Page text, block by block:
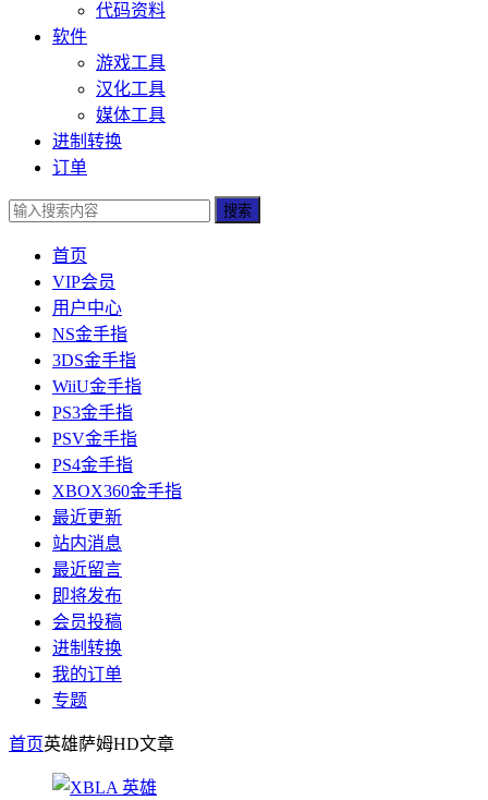
代码资料
软件
游戏工具
汉化工具
媒体工具
进制转换
订单
搜索
首页
VIP会员
用户中心
NS金手指
3DS金手指
WiiU金手指
PS3金手指
PSV金手指
PS4金手指
XBOX360金手指
最近更新
站内消息
最近留言
即将发布
会员投稿
进制转换
我的订单
专题
首页英雄萨姆HD文章